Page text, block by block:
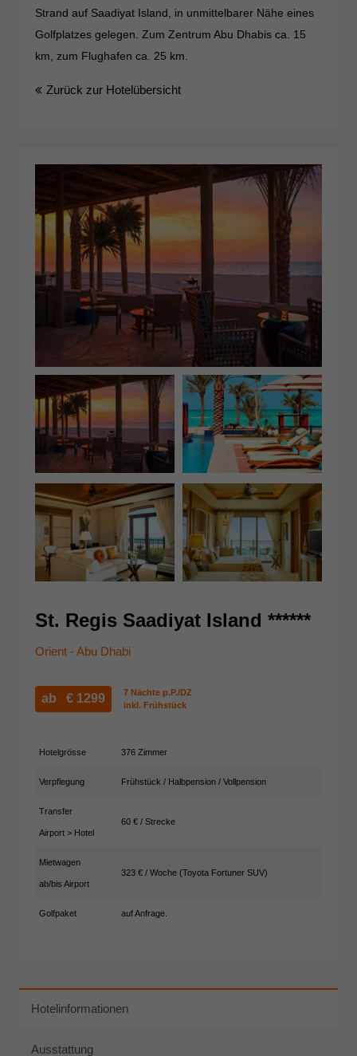
Strand auf Saadiyat Island, in unmittelbarer Nähe eines
Golfplatzes gelegen. Zum Zentrum Abu Dhabis ca. 15
km, zum Flughafen ca. 25 km.
Zurück zur Hotelübersicht
St. Regis Saadiyat Island ******
Orient - Abu Dhabi
ab € 1299
7 Nächte p.P./DZ
inkl. Frühstück
Hotelgrösse 376 Zimmer
Verpflegung Frühstück / Halbpension / Vollpension
Transfer
Airport > Hotel
60 € / Strecke
Mietwagen
ab/bis Airport
323 € / Woche (Toyota Fortuner SUV)
Golfpaket auf Anfrage.
Hotelinformationen
Ausstattung